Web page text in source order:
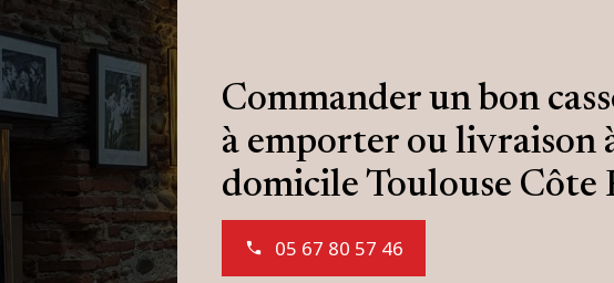
Commander un bon
à emporter ou livraison
domicile Toulouse Côte
05 67 80 57 46